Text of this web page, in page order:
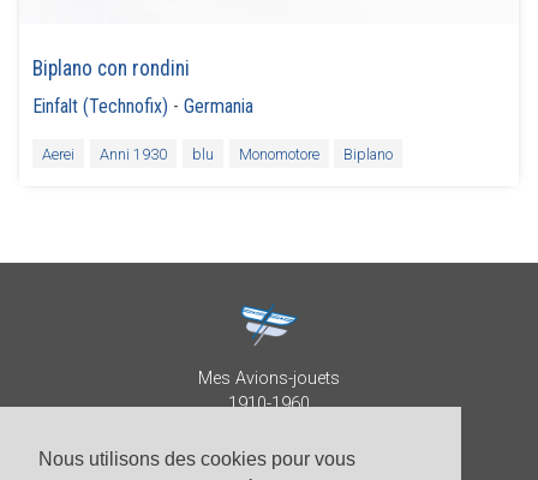
Nous utilisons des cookies pour vous
Biplano con rondini
Einfalt (Technofix) -Germania
Aerei Anni 1930 blu Monomotore Biplano
Mes Avions-jouets
1910-1960